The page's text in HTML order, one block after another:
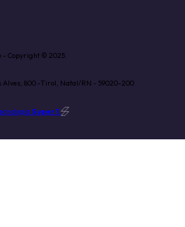
- Copyright © 2025.
Alves, 800 -Tirol, Natal/RN - 59020-200
Super 1.